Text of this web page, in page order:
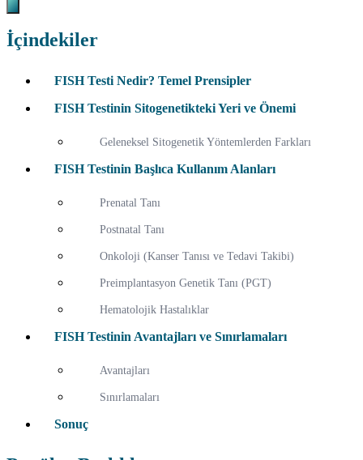
İçindekiler
FISH Testi Nedir? Temel Prensipler
FISH Testinin Sitogenetikteki Yeri ve Önemi
Geleneksel Sitogenetik Yöntemlerden Farkları
FISH Testinin Başlıca Kullanım Alanları
Prenatal Tanı
Postnatal Tanı
Onkoloji (Kanser Tanısı ve Tedavi Takibi)
Preimplantasyon Genetik Tanı (PGT)
Hematolojik Hastalıklar
FISH Testinin Avantajları ve Sınırlamaları
Avantajları
Sınırlamaları
Sonuç